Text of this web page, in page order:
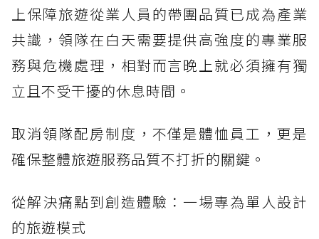
上保障旅遊從業人員的帶團品質已成為產業
共識，領隊在白天需要提供高強度的專業服
務與危機處理，相對而言晚上就必須擁有獨
立且不受干擾的休息時間。
取消領隊配房制度，不僅是體恤員工，更是
確保整體旅遊服務品質不打折的關鍵。
從解決痛點到創造體驗：一場專為單人設計
的旅遊模式